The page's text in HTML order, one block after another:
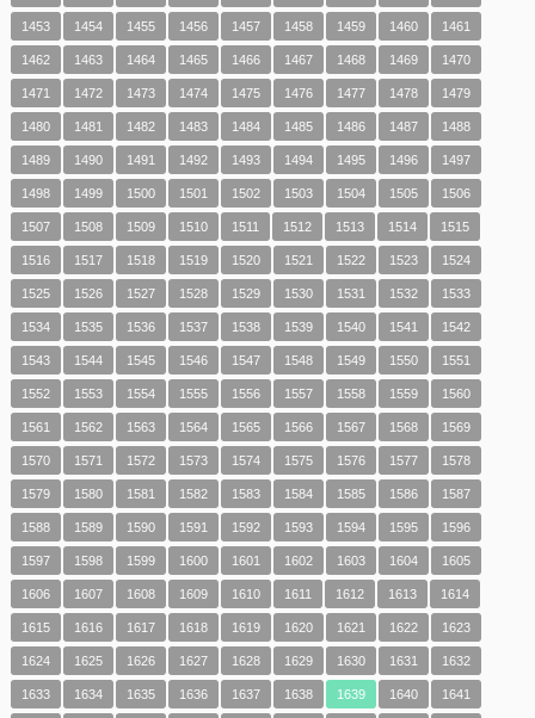
1453 1454 1455 1456 1457 1458 1459 1460 1461
1462 1463 1464 1465 1466 1467 1468 1469 1470
1471 1472 1473 1474 1475 1476 1477 1478 1479
1480 1481 1482 1483 1484 1485 1486 1487 1488
1489 1490 1491 1492 1493 1494 1495 1496 1497
1498 1499 1500 1501 1502 1503 1504 1505 1506
1507 1508 1509 1510 1511 1512 1513 1514 1515
1516 1517 1518 1519 1520 1521 1522 1523 1524
1525 1526 1527 1528 1529 1530 1531 1532 1533
1534 1535 1536 1537 1538 1539 1540 1541 1542
1543 1544 1545 1546 1547 1548 1549 1550 1551
1552 1553 1554 1555 1556 1557 1558 1559 1560
1561 1562 1563 1564 1565 1566 1567 1568 1569
1570 1571 1572 1573 1574 1575 1576 1577 1578
1579 1580 1581 1582 1583 1584 1585 1586 1587
1588 1589 1590 1591 1592 1593 1594 1595 1596
1597 1598 1599 1600 1601 1602 1603 1604 1605
1606 1607 1608 1609 1610 1611 1612 1613 1614
1615 1616 1617 1618 1619 1620 1621 1622 1623
1624 1625 1626 1627 1628 1629 1630 1631 1632
1633 1634 1635 1636 1637 1638 1639 1640 1641